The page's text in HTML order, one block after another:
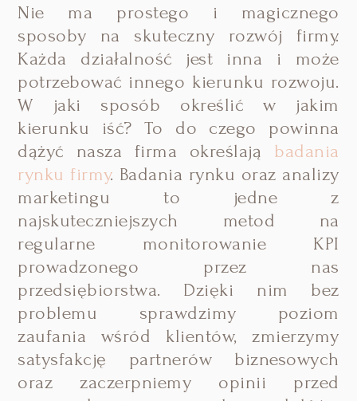
Nie ma prostego i magicznego
sposoby na skuteczny rozwój firmy.
Każda działalność jest inna i może
potrzebować innego kierunku rozwoju.
W jaki sposób określić w jakim
kierunku iść? To do czego powinna
dążyć nasza firma określają badania
rynku firmy. Badania rynku oraz analizy
marketingu to jedne z
najskuteczniejszych metod na
regularne monitorowanie KPI
prowadzonego przez nas
przedsiębiorstwa. Dzięki nim bez
problemu sprawdzimy poziom
zaufania wśród klientów, zmierzymy
satysfakcję partnerów biznesowych
oraz zaczerpniemy opinii przed